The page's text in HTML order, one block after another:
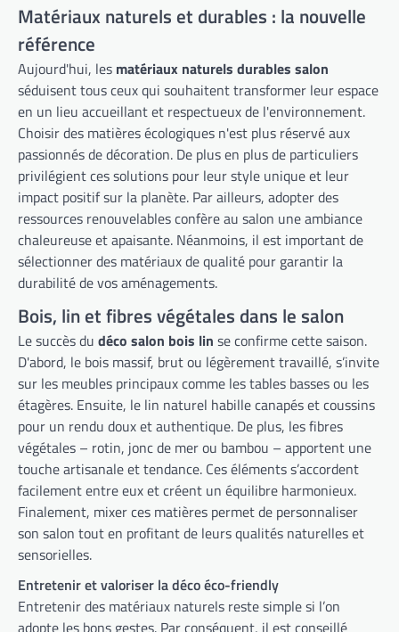
Matériaux naturels et durables : la nouvelle
référence
Aujourd'hui, les matériaux naturels durables salon
séduisent tous ceux qui souhaitent transformer leur espace
en un lieu accueillant et respectueux de l'environnement.
Choisir des matières écologiques n'est plus réservé aux
passionnés de décoration. De plus en plus de particuliers
privilégient ces solutions pour leur style unique et leur
impact positif sur la planète. Par ailleurs, adopter des
ressources renouvelables confère au salon une ambiance
chaleureuse et apaisante. Néanmoins, il est important de
sélectionner des matériaux de qualité pour garantir la
durabilité de vos aménagements.
Bois, lin et fibres végétales dans le salon
Le succès du déco salon bois lin se confirme cette saison.
D'abord, le bois massif, brut ou légèrement travaillé, s’invite
sur les meubles principaux comme les tables basses ou les
étagères. Ensuite, le lin naturel habille canapés et coussins
pour un rendu doux et authentique. De plus, les fibres
végétales – rotin, jonc de mer ou bambou – apportent une
touche artisanale et tendance. Ces éléments s’accordent
facilement entre eux et créent un équilibre harmonieux.
Finalement, mixer ces matières permet de personnaliser
son salon tout en profitant de leurs qualités naturelles et
sensorielles.
Entretenir et valoriser la déco éco-friendly
Entretenir des matériaux naturels reste simple si l’on
adopte les bons gestes. Par conséquent, il est conseillé